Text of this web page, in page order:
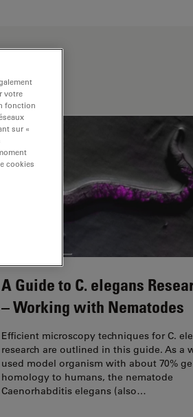
A Guide to C. elegans
– Working with Nematodes
Efficient microscopy techniques for C.
research are outlined in this guide. As a
used model organism with about 70%
homology to humans, the nematode
Caenorhabditis elegans (also…
votre
fonction
sur «
cookies